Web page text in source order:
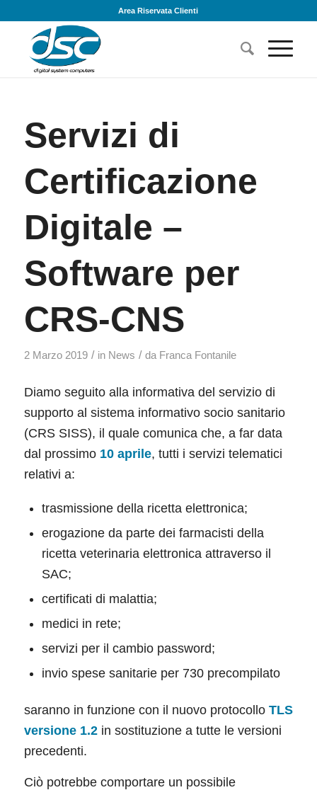
Area Riservata Clienti
Servizi di
Certificazione
Digitale –
Software per
CRS-CNS
2 Marzo 2019 / in News / da Franca Fontanile
Diamo seguito alla informativa del servizio di
supporto al sistema informativo socio sanitario
(CRS SISS), il quale comunica che, a far data
dal prossimo 10 aprile, tutti i servizi telematici
relativi a:
trasmissione della ricetta elettronica;
erogazione da parte dei farmacisti della
ricetta veterinaria elettronica attraverso il
SAC;
certificati di malattia;
medici in rete;
servizi per il cambio password;
invio spese sanitarie per 730 precompilato
saranno in funzione con il nuovo protocollo TLS
versione 1.2in sostituzione a tutte le versioni
precedenti.
Ciò potrebbe comportare un possibile